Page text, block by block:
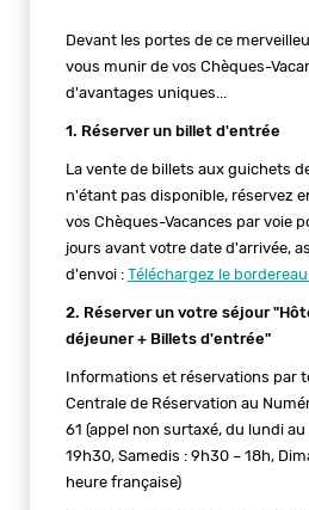
Devant les portes de ce
vous munir de vos Chèques-
d'avantages uniques...
1. Réserver un billet d'entrée
La vente de billets aux guichets
n'étant pas disponible, réservez
vos Chèques-Vacances par voie
jours avant votre date d'arrivée,
d'envoi : Téléchargez le
2. Réserver un votre séjour
déjeuner + Billets d'entrée"
Informations et réservations par
Centrale de Réservation au
61 (appel non surtaxé, du lundi
19h30, Samedis : 9h30 – 18h,
heure française)